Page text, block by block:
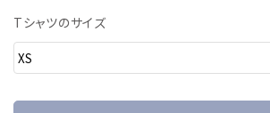
Tシャツのサイズ